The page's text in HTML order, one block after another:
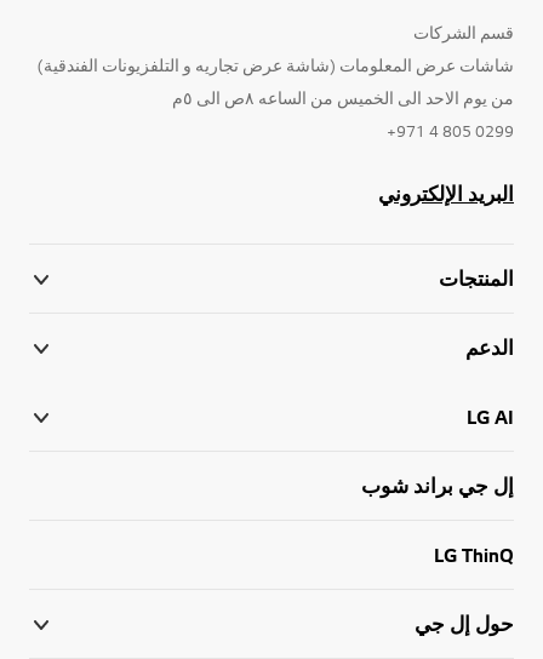
قسم الشركات
شاشات عرض المعلومات (شاشة عرض تجاريه و التلفزيونات الفندقية)
من يوم الاحد الى الخميس من الساعه ٨ص الى ٥م
0299 805 4 971+
البريد الإلكتروني
المنتجات
الدعم
LG AI
إل جي براند شوب
LG ThinQ
حول إل جي